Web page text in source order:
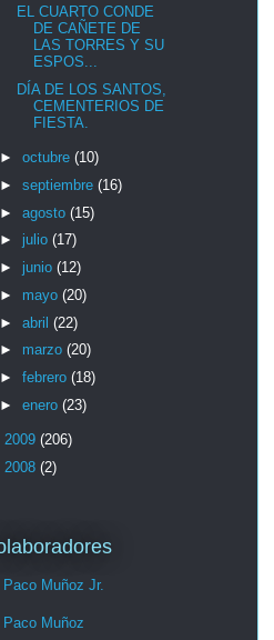
EL CUARTO CONDE
DE CAÑETE DE
LAS TORRES Y SU
ESPOS...
DÍA DE LOS SANTOS,
CEMENTERIOS DE
FIESTA.
► octubre (10)
► septiembre (16)
► agosto (15)
► julio (17)
► junio (12)
► mayo (20)
► abril (22)
► marzo (20)
► febrero (18)
► enero (23)
2009 (206)
2008 (2)
Paco Muñoz Jr.
Paco Muñoz